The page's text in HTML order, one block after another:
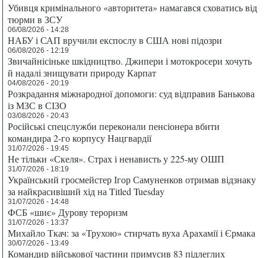
Убивця кримінального «авторитета» намагався сховатись від
тюрми в ЗСУ
06/08/2026 - 14:28
НАБУ і САП вручили експослу в США нові підозри
06/08/2026 - 12:19
Звичайнісіньке шкідництво. Джипери і мотокросери хочуть
й надалі знищувати природу Карпат
04/08/2026 - 20:19
Розкрадання міжнародної допомоги: суд відправив Банькова
із МЗС в СІЗО
03/08/2026 - 20:43
Російські спецслужби переконали пенсіонера вбити
командира 2-го корпусу Нацгвардії
31/07/2026 - 19:45
Не тільки «Скеля». Страх і ненависть у 225-му ОШП
31/07/2026 - 18:19
Український гросмейстер Ігор Самуненков отримав відзнаку
за найкрасивіший хід на Titled Tuesday
31/07/2026 - 14:48
ФСБ «шиє» Дурову тероризм
31/07/2026 - 13:37
Михайло Ткач: за «Трухою» стирчать вуха Арахамії і Єрмака
30/07/2026 - 13:49
Командир військової частини примусив 83 підлеглих